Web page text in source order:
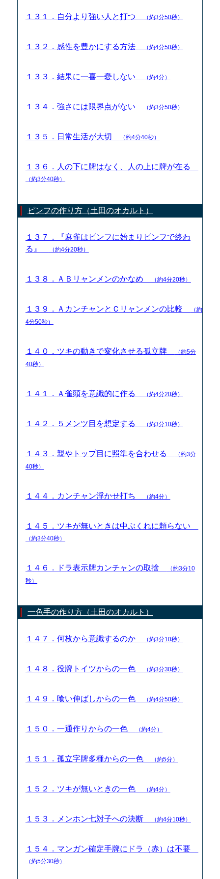
１３１．自分より強い人と打つ （約3分50秒）
１３２．感性を豊かにする方法 （約4分50秒）
１３３．結果に一喜一憂しない （約4分）
１３４．強さには限界点がない （約3分50秒）
１３５．日常生活が大切 （約4分40秒）
１３６．人の下に牌はなく、人の上に牌が在る
（約3分40秒）
ピンフの作り方（土田のオカルト）
１３７．『麻雀はピンフに始まりピンフで終わ
る』
（約4分20秒）
１３８．ＡＢリャンメンのかなめ （約4分20秒）
１３９．ＡカンチャンとＣリャンメンの比較
（約
4分50秒）
１４０．ツキの動きで変化させる孤立牌
（約5分
40秒）
１４１．Ａ雀頭を意識的に作る （約4分20秒）
１４２．５メンツ目を想定する （約3分10秒）
１４３．親やトップ目に照準を合わせる
（約3分
40秒）
１４４．カンチャン浮かせ打ち （約4分）
１４５．ツキが無いときは中ぶくれに頼らない
（約3分40秒）
１４６．ドラ表示牌カンチャンの取捨
（約3分10
秒）
一色手の作り方（土田のオカルト）
１４７．何枚から意識するのか （約3分10秒）
１４８．役牌トイツからの一色 （約3分30秒）
１４９．喰い伸ばしからの一色 （約4分50秒）
１５０．一通作りからの一色 （約4分）
１５１．孤立字牌多種からの一色 （約5分）
１５２．ツキが無いときの一色 （約4分）
１５３．メンホン七対子への決断 （約4分10秒）
１５４．マンガン確定手牌にドラ（赤）は不要
（約5分30秒）